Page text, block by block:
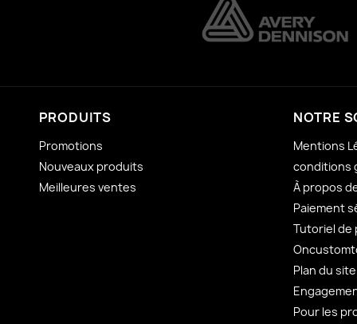
PRODUITS
Promotions
Nouveaux produits
Meilleures ventes
NOTRE
Mentions
conditions
À propos
Paiement
Tutoriel de
Plan du site
Pour les